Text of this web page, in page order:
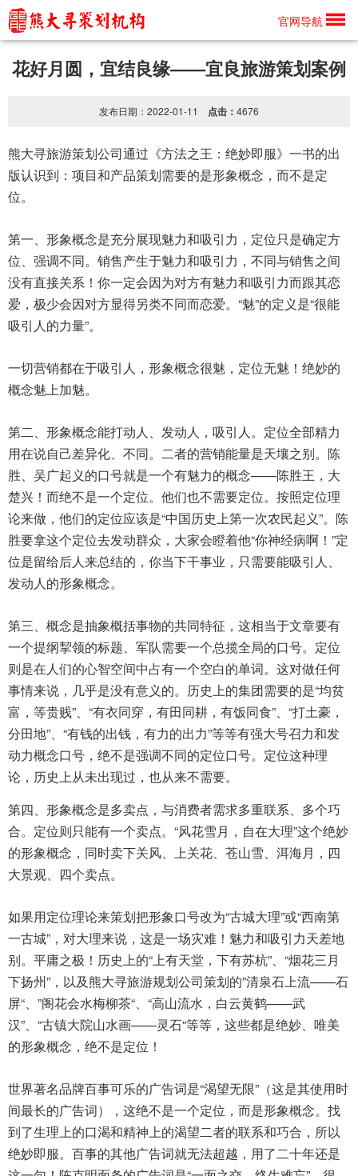
官网导航
产品详情
花好月圆，宜结良缘——宜良旅游策划案例
发布日期：2022-01-11 点击： 4676
熊大寻旅游策划公司通过《方法之王：绝妙即服》一书的出
版认识到：项目和产品策划需要的是形象概念，而不是定
位。
第一、形象概念是充分展现魅力和吸引力，定位只是确定方
位、强调不同。销售产生于魅力和吸引力，不同与销售之间
没有直接关系！你一定会因为对方有魅力和吸引力而跟其恋
爱，极少会因对方显得另类不同而恋爱。“魅”的定义是“很能
吸引人的力量”。
一切营销都在于吸引人，形象概念很魅，定位无魅！绝妙的
概念魅上加魅。
第二、形象概念能打动人、发动人，吸引人。定位全部精力
用在说自己差异化、不同。二者的营销能量是天壤之别。陈
胜、吴广起义的口号就是一个有魅力的概念——陈胜王，大
楚兴！而绝不是一个定位。他们也不需要定位。按照定位理
论来做，他们的定位应该是“中国历史上第一次农民起义”。陈
胜要拿这个定位去发动群众，大家会瞪着他“你神经病啊！”定
位是留给后人来总结的，你当下干事业，只需要能吸引人、
发动人的形象概念。
第三、概念是抽象概括事物的共同特征，这相当于文章要有
一个提纲挈领的标题、军队需要一个总揽全局的口号。定位
则是在人们的心智空间中占有一个空白的单词。这对做任何
事情来说，几乎是没有意义的。历史上的集团需要的是“均贫
富，等贵贱”、“有衣同穿，有田同耕，有饭同食”、“打土豪，
分田地”、“有钱的出钱，有力的出力”等等有强大号召力和发
动力概念口号，绝不是强调不同的定位口号。定位这种理
论，历史上从未出现过，也从来不需要。
第四、形象概念是多卖点，与消费者需求多重联系、多个巧
合。定位则只能有一个卖点。“风花雪月，自在大理”这个绝妙
的形象概念，同时卖下关风、上关花、苍山雪、洱海月，四
大景观、四个卖点。
如果用定位理论来策划把形象口号改为“古城大理”或“西南第
一古城”，对大理来说，这是一场灾难！魅力和吸引力天差地
别。平庸之极！历史上的“上有天堂，下有苏杭”、“烟花三月
下扬州”，以及熊大寻旅游规划公司策划的”清泉石上流——石
屏“、”阁花会水梅柳茶“、“高山流水，白云黄鹤——武
汉”、“古镇大院山水画——灵石“等等，这些都是绝妙、唯美
的形象概念，绝不是定位！
世界著名品牌百事可乐的广告词是“渴望无限”（这是其使用时
间最长的广告词），这绝不是一个定位，而是形象概念。找
到了生理上的口渴和精神上的渴望二者的联系和巧合，所以
绝妙即服。百事的其他广告词就无法超越，用了二十年还是